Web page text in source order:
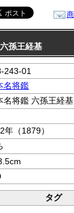
孫王経基
243-01
名将鑑
名将鑑 六孫王経基
年（1879）
タグ